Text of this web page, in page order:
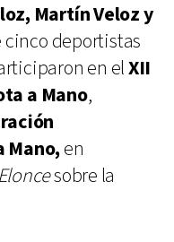
Martín Veloz y
cinco deportistas
en elXII
a Mano,
Mano,en
Eloncesobre la